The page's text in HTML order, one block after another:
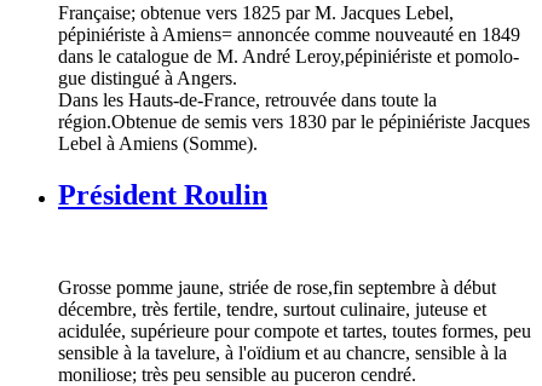
Française; obtenue vers 1825 par M. Jacques Lebel,
pépiniériste à Amiens= annoncée comme nouveauté en 1849
dans le catalogue de M. André Leroy,pépiniériste et pomolo-
gue distingué à Angers.
Dans les Hauts-de-France, retrouvée dans toute la
région.Obtenue de semis vers 1830 par le pépiniériste Jacques
Lebel à Amiens (Somme).
Président Roulin
Grosse pomme jaune, striée de rose,fin septembre à début
décembre, très fertile, tendre, surtout culinaire, juteuse et
acidulée, supérieure pour compote et tartes, toutes formes, peu
sensible à la tavelure, à l'oïdium et au chancre, sensible à la
moniliose; très peu sensible au puceron cendré.